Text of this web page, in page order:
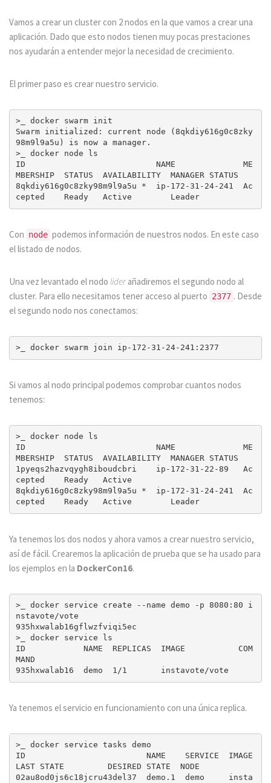
Vamos a crear un cluster con 2 nodos en la que vamos a crear una
aplicación. Dado que esto nodos tienen muy pocas prestaciones
nos ayudarán a entender mejor la necesidad de crecimiento.
El primer paso es crear nuestro servicio.
>_ docker swarm init
Swarm initialized: current node (8qkdiy616g0c8zky
98m9l9a5u) is now a manager.
>_ docker node ls
ID                           NAME              ME
MBERSHIP  STATUS  AVAILABILITY  MANAGER STATUS
8qkdiy616g0c8zky98m9l9a5u *  ip-172-31-24-241  Ac
cepted    Ready   Active        Leader
Con node podemos información de nuestros nodos. En este caso
el listado de nodos.
Una vez levantado el nodo lider añadiremos el segundo nodo al
cluster. Para ello necesitamos tener acceso al puerto 2377 . Desde
el segundo nodo nos conectamos:
Si vamos al nodo principal podemos comprobar cuantos nodos
tenemos:
>_ docker node ls
ID                           NAME              ME
MBERSHIP  STATUS  AVAILABILITY  MANAGER STATUS
1pyeqs2hazvqygh8iboudcbri    ip-172-31-22-89   Ac
cepted    Ready   Active
8qkdiy616g0c8zky98m9l9a5u *  ip-172-31-24-241  Ac
cepted    Ready   Active        Leader
Ya tenemos los dos nodos y ahora vamos a crear nuestro servicio,
así de fácil. Crearemos la aplicación de prueba que se ha usado para
los ejemplos en la DockerCon16.
>_ docker service create --name demo -p 8080:80 i
nstavote/vote
935hxwalab16gflwzfviqi5ec
>_ docker service ls
ID            NAME  REPLICAS  IMAGE           COM
MAND
Ya tenemos el servicio en funcionamiento con una única replica.
>_ docker service tasks demo
ID                         NAME    SERVICE  IMAGE
LAST STATE         DESIRED STATE  NODE
02au8od0js6c18jcru43del37  demo.1  demo     insta